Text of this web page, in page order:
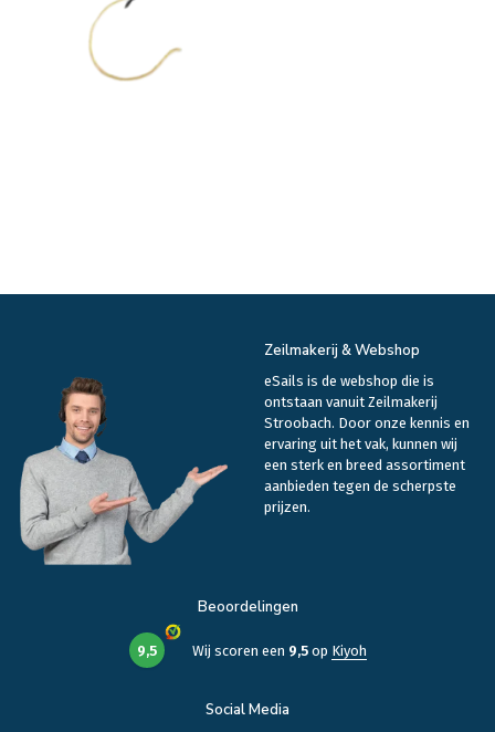
Zeilmakerij & Webshop
eSails is de webshop die is
ontstaan vanuit Zeilmakerij
Stroobach. Door onze kennis en
ervaring uit het vak, kunnen wij
een sterk en breed assortiment
aanbieden tegen de scherpste
prijzen.
Beoordelingen
9,5 Wij scoren een 9,5op Kiyoh
Social Media